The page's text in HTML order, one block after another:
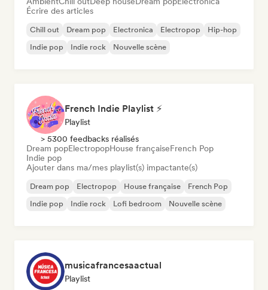
Écrire des articles
Chill out Dream pop Electronica Electropop
Hip-hop
Indie pop
Indie rock Nouvelle scène
French Indie Playlist ⚡
Playlist
> 5300 feedbacks réalisés
Dream popElectropopHouse françaiseFrench Pop
Indie pop
Ajouter dans ma/mes playlist(s) impactante(s)
Dream pop Electropop House française
French Pop
Indie pop
Indie rock Lofi bedroom Nouvelle scène
musicafrancesaactual
Playlist